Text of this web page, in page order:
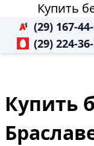
Купить
(29) 167-
(29) 224-
Купить